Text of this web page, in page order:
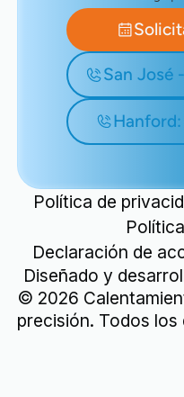
San José
Diseñado y
© 2026
precisión. Todos
Política de
Declaración de